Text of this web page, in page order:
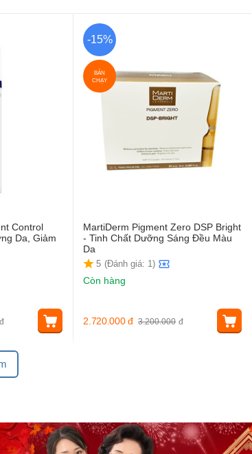
Control
Da, Giảm
đ
-15%
BÁN
CHẠY
MartiDerm Pigment Zero DSP Bright
- Tinh Chất Dưỡng Sáng Đều Màu
Da
5 (Đánh giá: 1)
Còn hàng
3.200.000 đ
2.720.000 đ